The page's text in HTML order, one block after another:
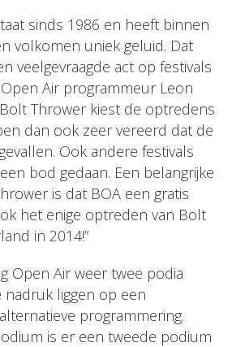
sinds 1986 en heeft binnen
volkomen uniek geluid. Dat
veelgevraagde act op festivals
Air programmeur Leon
Thrower kiest de optredens
dan ook zeer vereerd dat de
Ook andere festivals
bod gedaan. Een belangrijke
is dat BOA een gratis
het enige optreden van Bolt
in 2014!”
Open Air weer twee podia
liggen op een
programmering.
is er een tweede podium